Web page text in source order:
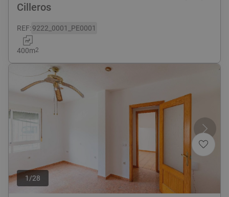
Cilleros
REF:9222_0001_PE0001
400m2
1 /28